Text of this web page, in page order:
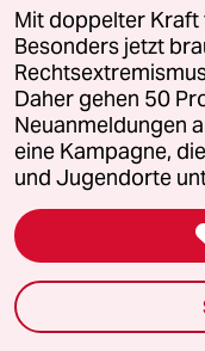
Veranstaltungen
Demnächst
Live im Stream
Vergangene
Mit doppelter Kraft
Besonders jetzt
Daher gehen 50
Neuanmeldungen
eine Kampagne,
und Jugendorte